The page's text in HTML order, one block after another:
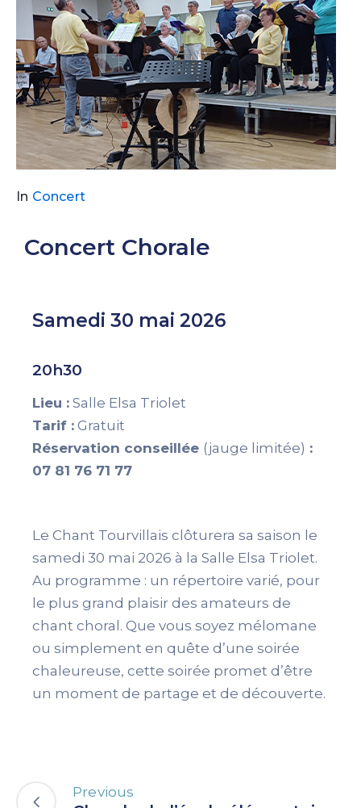
In Concert
Concert Chorale
Samedi 30 mai 2026
20h30
Lieu : Salle Elsa Triolet
Tarif : Gratuit
Réservation conseillée (jauge limitée) :
07 81 76 71 77
Le Chant Tourvillais clôturera sa saison le
samedi 30 mai 2026 à la Salle Elsa Triolet.
Au programme : un répertoire varié, pour
le plus grand plaisir des amateurs de
chant choral. Que vous soyez mélomane
ou simplement en quête d’une soirée
chaleureuse, cette soirée promet d’être
un moment de partage et de découverte.
Previous